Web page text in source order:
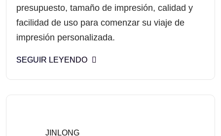
presupuesto, tamaño de impresión, calidad y
facilidad de uso para comenzar su viaje de
impresión personalizada.
SEGUIR LEYENDO
JINLONG